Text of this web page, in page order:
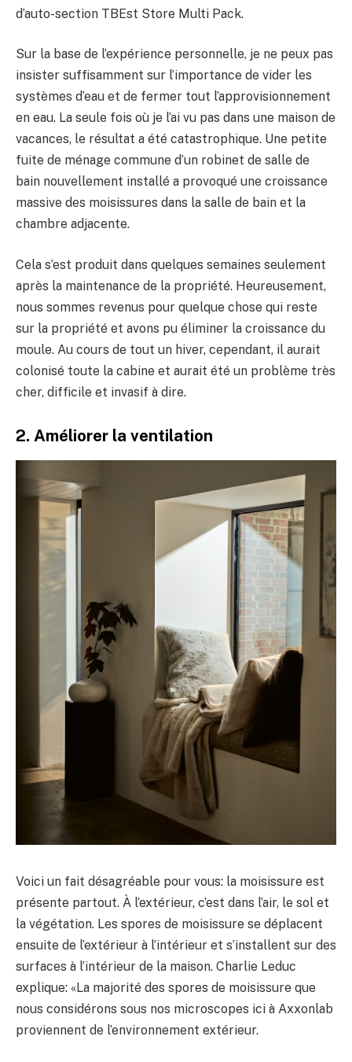
d’auto-section TBEst Store Multi Pack.
Sur la base de l’expérience personnelle, je ne peux pas
insister suffisamment sur l’importance de vider les
systèmes d’eau et de fermer tout l’approvisionnement
en eau. La seule fois où je l’ai vu pas dans une maison de
vacances, le résultat a été catastrophique. Une petite
fuite de ménage commune d’un robinet de salle de
bain nouvellement installé a provoqué une croissance
massive des moisissures dans la salle de bain et la
chambre adjacente.
Cela s’est produit dans quelques semaines seulement
après la maintenance de la propriété. Heureusement,
nous sommes revenus pour quelque chose qui reste
sur la propriété et avons pu éliminer la croissance du
moule. Au cours de tout un hiver, cependant, il aurait
colonisé toute la cabine et aurait été un problème très
cher, difficile et invasif à dire.
2. Améliorer la ventilation
Voici un fait désagréable pour vous: la moisissure est
présente partout. À l’extérieur, c’est dans l’air, le sol et
la végétation. Les spores de moisissure se déplacent
ensuite de l’extérieur à l’intérieur et s’installent sur des
surfaces à l’intérieur de la maison. Charlie Leduc
explique: «La majorité des spores de moisissure que
nous considérons sous nos microscopes ici à Axxonlab
proviennent de l’environnement extérieur.